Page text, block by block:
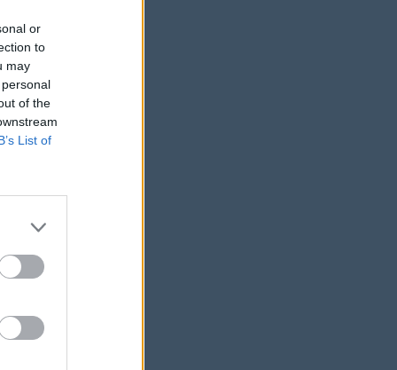
or
to
may
of the
List of